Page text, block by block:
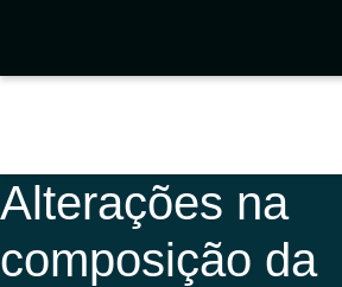
Alterações na
composição da